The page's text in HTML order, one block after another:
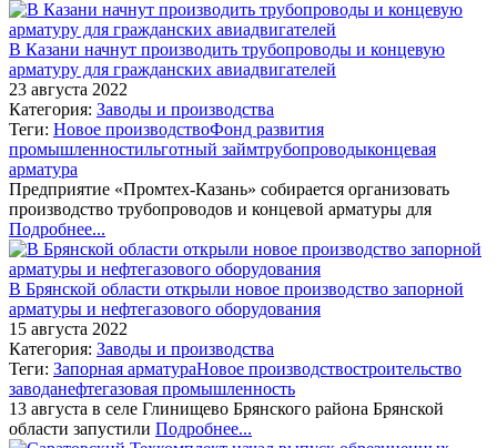
В Казани начнут производить трубопроводы и концевую
арматуру для гражданских авиадвигателей
23 августа 2022
Категория: Заводы и производства
Теги: Новое производствоФонд развития
промышленностильготный займтрубопроводыконцевая
арматура
Предприятие «Промтех-Казань» собирается организовать
производство трубопроводов и концевой арматуры для
Подробнее...
В Брянской области открыли новое производство запорной
арматуры и нефтегазового оборудования
15 августа 2022
Категория: Заводы и производства
Теги: Запорная арматураНовое производствостроительство
заводанефтегазовая промышленность
13 августа в селе Глинищево Брянского района Брянской
области запустили Подробнее...